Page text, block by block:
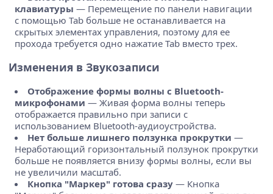
клавиатуры — Перемещение по панели навигации
с помощью Tab больше не останавливается на
скрытых элементах управления, поэтому для ее
прохода требуется одно нажатие Tab вместо трех.
Изменения в Звукозаписи
Отображение формы волны с Bluetooth-
микрофонами — Живая форма волны теперь
отображается правильно при записи с
использованием Bluetooth-аудиоустройства.
Нет больше лишнего ползунка прокрутки —
Неработающий горизонтальный ползунок прокрутки
больше не появляется внизу формы волны, если вы
не увеличили масштаб.
Кнопка "Маркер" готова сразу — Кнопка